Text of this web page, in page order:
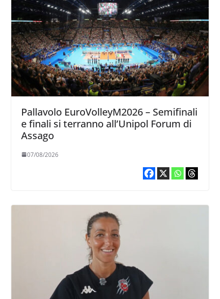
Pallavolo EuroVolleyM2026 – Semifinali
e finali si terranno all’Unipol Forum di
Assago
07/08/2026